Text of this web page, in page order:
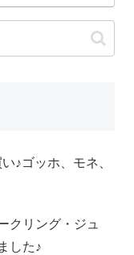
♪ゴッホ、モネ、
クリング・ジュ
した♪